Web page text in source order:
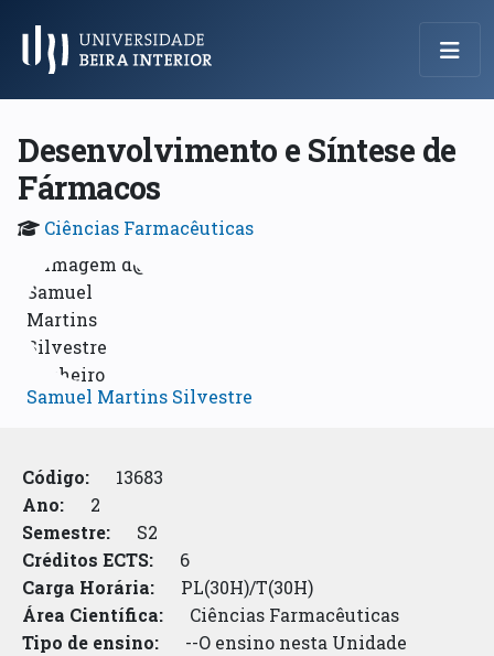
Menu Principal
Desenvolvimento e Síntese de
Fármacos
Ciências Farmacêuticas
Samuel Martins Silvestre
Código:
13683
Ano:
2
Semestre:
S2
Créditos ECTS:
6
Carga Horária:
PL(30H)/T(30H)
Área Científica:
Ciências Farmacêuticas
Tipo de ensino:
--O ensino nesta Unidade